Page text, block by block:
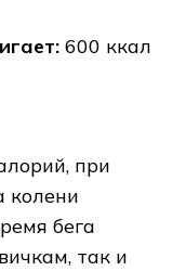
600 ккал
при
колени
бега
так и